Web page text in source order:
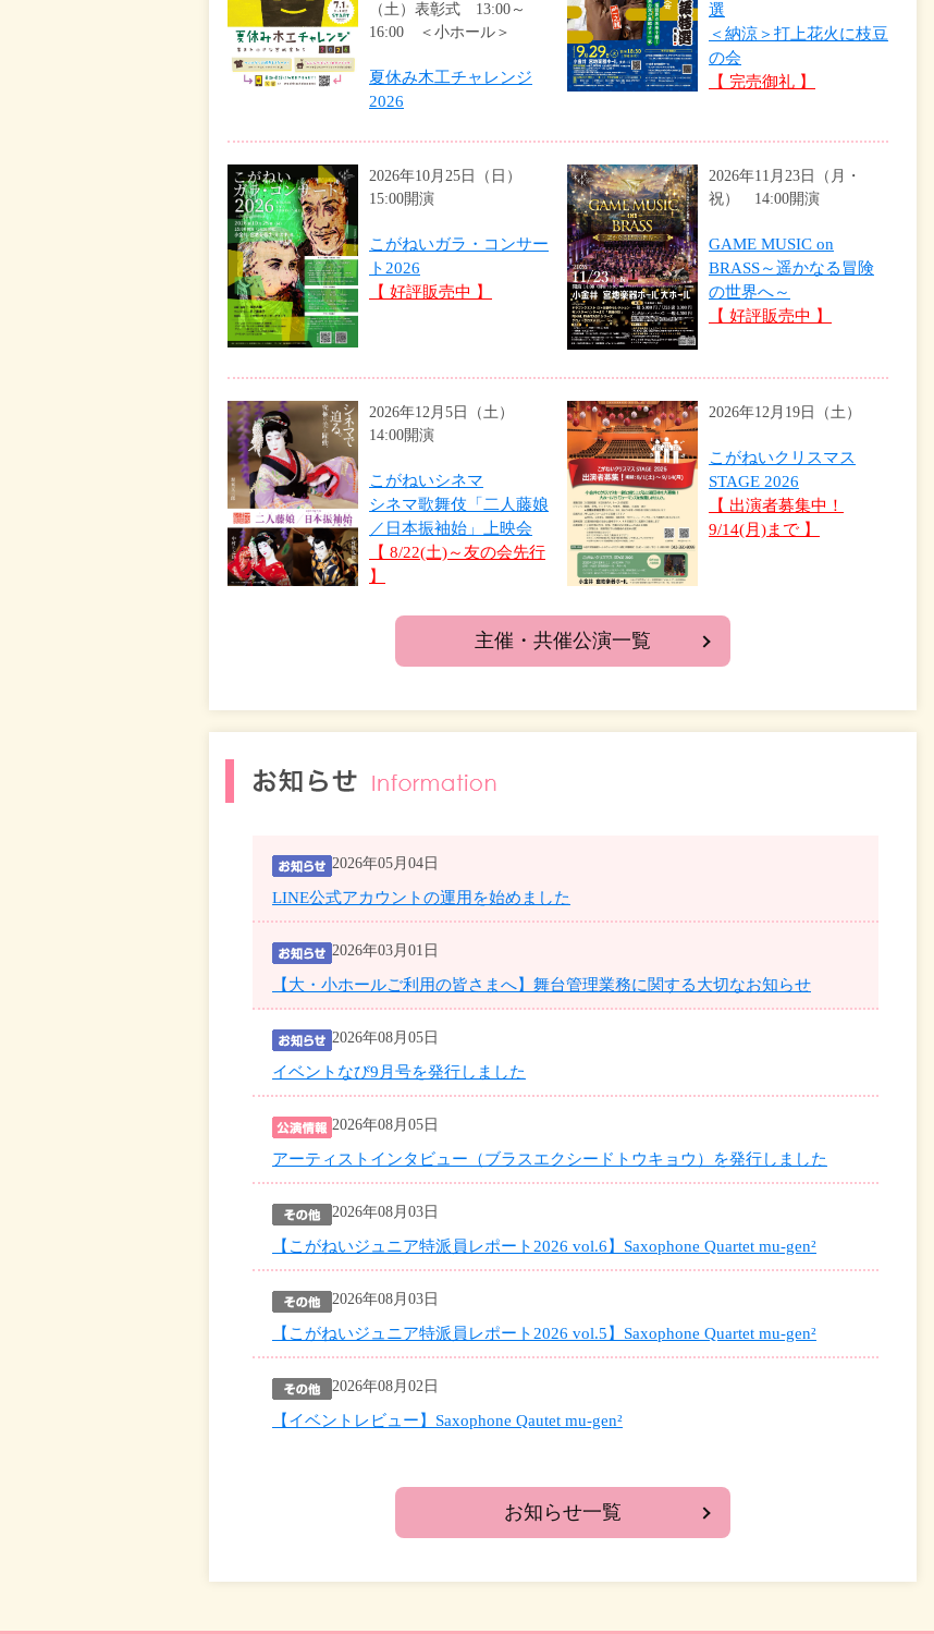
（土）表彰式 13:00～
16:00 ＜小ホール＞
夏休み木工チャレンジ
2026
選
＜納涼＞打上花火に枝豆
の会
【 完売御礼 】
2026年10月25日（日）
15:00開演
こがねいガラ・コンサー
ト2026
【 好評販売中 】
2026年11月23日（月・
祝） 14:00開演
GAME MUSIC on
BRASS～遥かなる冒険
の世界へ～
【 好評販売中 】
2026年12月5日（土）
14:00開演
こがねいシネマ
シネマ歌舞伎「二人藤娘
／日本振袖始」上映会
【 8/22(土)～友の会先行
】
2026年12月19日（土）
こがねいクリスマス
STAGE 2026
【 出演者募集中！
9/14(月)まで 】
主催・共催公演一覧
2026年05月04日
LINE公式アカウントの運用を始めました
2026年03月01日
【大・小ホールご利用の皆さまへ】舞台管理業務に関する大切なお知らせ
2026年08月05日
イベントなび9月号を発行しました
2026年08月05日
アーティストインタビュー（ブラスエクシードトウキョウ）を発行しました
2026年08月03日
【こがねいジュニア特派員レポート2026 vol.6】Saxophone Quartet mu-gen²
2026年08月03日
【こがねいジュニア特派員レポート2026 vol.5】Saxophone Quartet mu-gen²
2026年08月02日
【イベントレビュー】Saxophone Qautet mu-gen²
お知らせ一覧